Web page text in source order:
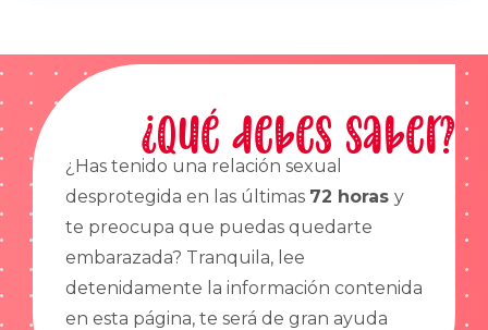
¿Qué debes saber?
¿Has tenido una relación sexual
desprotegida en las últimas 72 horas y
te preocupa que puedas quedarte
embarazada? Tranquila, lee
detenidamente la información contenida
en esta página, te será de gran ayuda